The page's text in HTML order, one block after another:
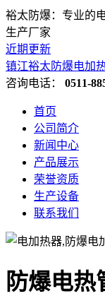
裕太防爆：专业的
生产厂家
近期更新
镇江裕太防爆电加
咨询电话： 0511-
首页
公司简介
新闻中心
产品展示
荣誉资质
生产设备
联系我们
防爆电